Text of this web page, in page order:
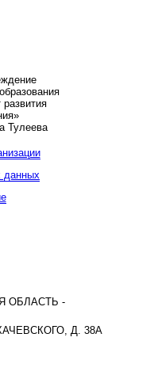
развития
Тулеева
данных
ОБЛАСТЬ -
Д. 38А